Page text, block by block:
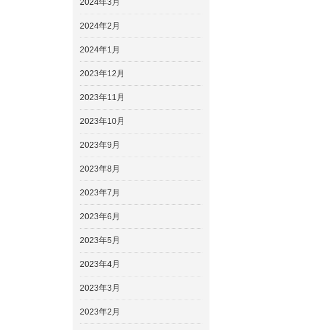
2024年2月
2024年1月
2023年12月
2023年11月
2023年10月
2023年9月
2023年8月
2023年7月
2023年6月
2023年5月
2023年4月
2023年3月
2023年2月